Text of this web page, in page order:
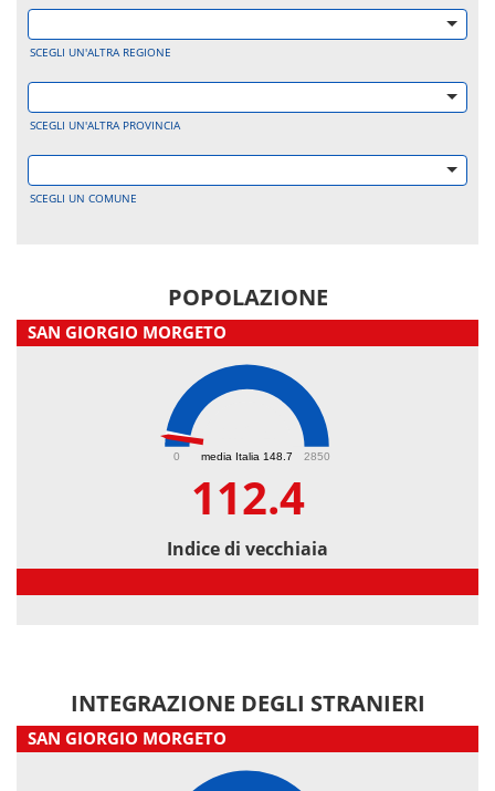
SCEGLI UN'ALTRA REGIONE
SCEGLI UN'ALTRA PROVINCIA
SCEGLI UN COMUNE
POPOLAZIONE
SAN GIORGIO MORGETO
media Italia 148.7
0 2850
112.4
Indice di vecchiaia
INTEGRAZIONE DEGLI STRANIERI
SAN GIORGIO MORGETO